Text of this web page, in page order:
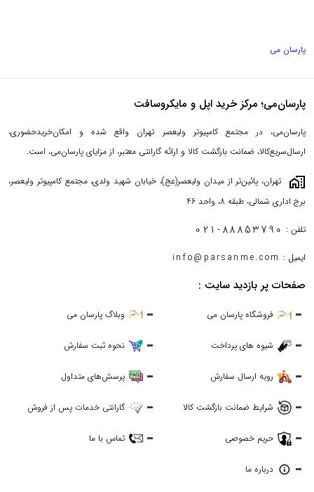
پارسان می
پارسان‌می؛ مرکز خرید اپل و مایکروسافت
پارسان‌می، در مجتمع کامپیوتر ولیعصر تهران واقع شده و امکان‌خریدحضوری،
ارسال‌سریع‌کالا، ضمانت بازگشت کالا و ارائه گارانتی معتبر، از مزایای پارسان‌می، است.
maps_home_work
تهران، پائین‌تر از میدان ولیعصر(عج)، خیابان شهید ولدی، مجتمع کامپیوتر ولیعصر،
برج اداری شمالی، طبقه 8، واحد 46
تلفن : 021-88853790
ایمیل : info@parsanme.com
صفحات پر بازدید سایت :
فروشگاه پارسان می وبلاگ پارسان می
شیوه های پرداخت نحوه ثبت سفارش
رویه ارسال سفارش پرسش‌های متداول
شرایط ضمانت بازگشت کالا گارانتی خدمات پس از فروش
حریم خصوصی تماس با ما
درباره ما